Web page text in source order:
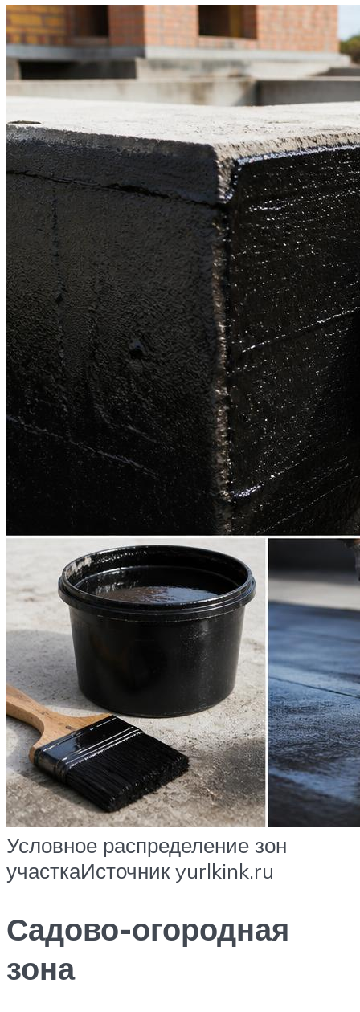
Условное распределение зон
участкаИсточник yurlkink.ru
Садово-огородная
зона